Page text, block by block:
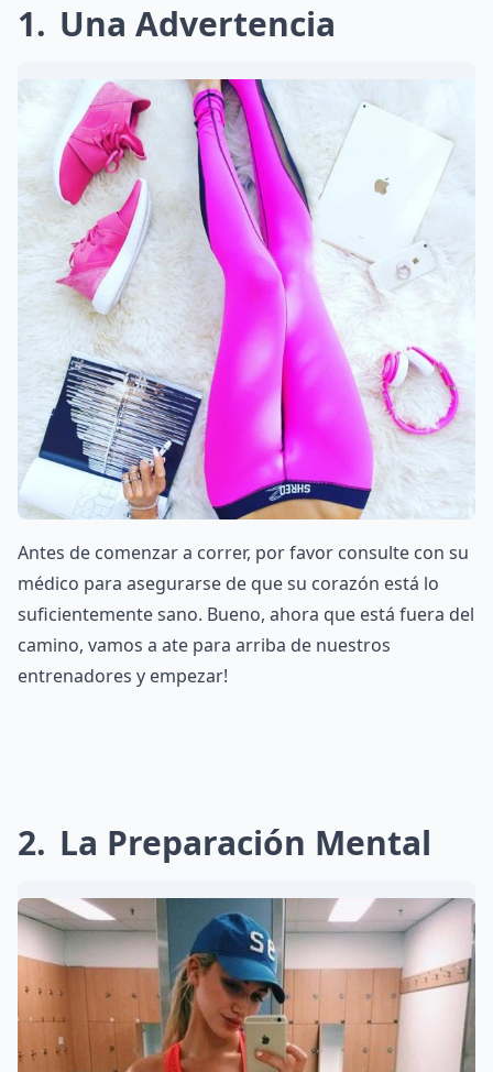
1 Una Advertencia
Antes de comenzar a correr, por favor consulte con su
médico para asegurarse de que su corazón está lo
suficientemente sano. Bueno, ahora que está fuera del
camino, vamos a ate para arriba de nuestros
entrenadores y empezar!
2 La Preparación Mental